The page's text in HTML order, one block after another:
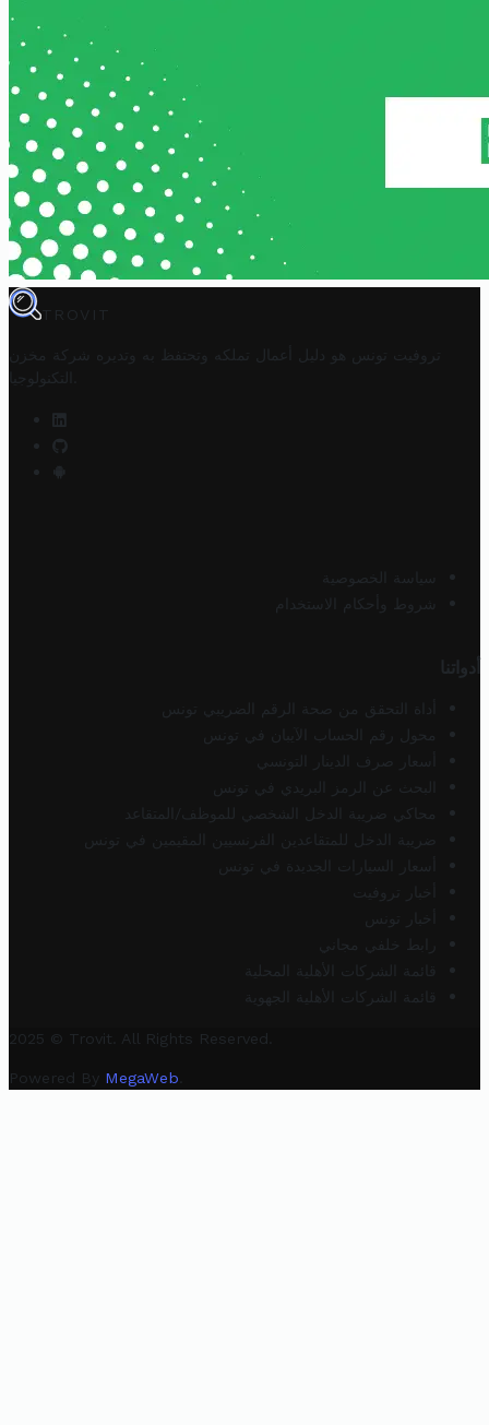
TROVIT
تروفيت تونس هو دليل أعمال تملكه وتحتفظ به وتديره
شركة مخزن
التكنولوجيا
سياسة الخصوصية
شروط وأحكام الاستخدام
أدواتنا
أداة التحقق من صحة الرقم الضريبي تونس
محول رقم الحساب الآيبان في تونس
أسعار صرف الدينار التونسي
البحث عن الرمز البريدي في تونس
محاكي ضريبة الدخل الشخصي للموظف/المتقاعد
ضريبة الدخل للمتقاعدين الفرنسيين المقيمين في تونس
أسعار السيارات الجديدة في تونس
أخبار تروفيت
أخبار تونس
رابط خلفي مجاني
قائمة الشركات الأهلية المحلية
قائمة الشركات الأهلية الجهوية
2025 © Trovit. All Rights Reserved.
Powered By MegaWeb